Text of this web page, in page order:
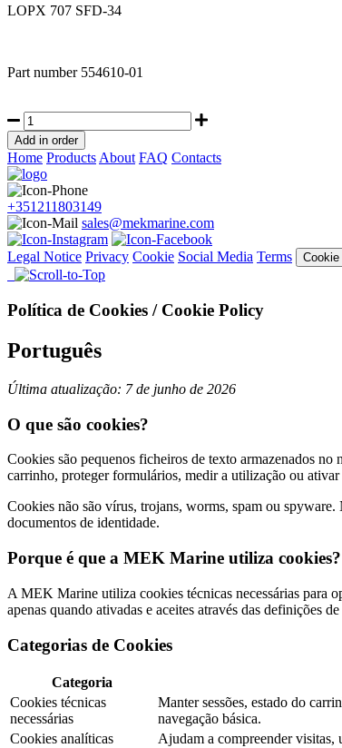
LOPX 707 SFD-34
Part number 554610-01
Home ProductsAbout FAQ Contacts
+351211803149
sales@mekmarine.com
Legal Notice Privacy Cookie Social Media Terms
Política de Cookies / Cookie Policy
Português
Última atualização: 7 de junho de 2026
O que são cookies?
Cookies são pequenos ficheiros de texto armazenados
carrinho, proteger formulários, medir a utilização ou
Cookies não são vírus, trojans, worms, spam ou
documentos de identidade.
Porque é que a MEK Marine utiliza cookies?
A MEK Marine utiliza cookies técnicas necessárias para
apenas quando ativadas e aceites através das definições
Categorias de Cookies
Categoria
Cookies técnicas
necessárias
Manter sessões, estado do
navegação básica.
Cookies analíticas
Ajudam a compreender visitas,